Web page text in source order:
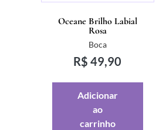
Oceane Brilho Labial
Rosa
Boca
R$ 49,90
Adicionar
ao
carrinho